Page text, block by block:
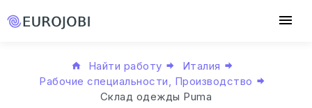
Найти работу
Италия
Рабочие специальности, Производство
Склад одежды Puma